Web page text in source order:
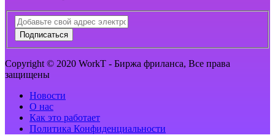
Подписаться
Copyright © 2020 WorkT - Биржа фриланса, Все права
защищены
Новости
О нас
Как это работает
Политика Конфиденциальности